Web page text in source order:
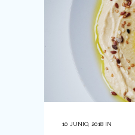
10 JUNIO, 2018 IN